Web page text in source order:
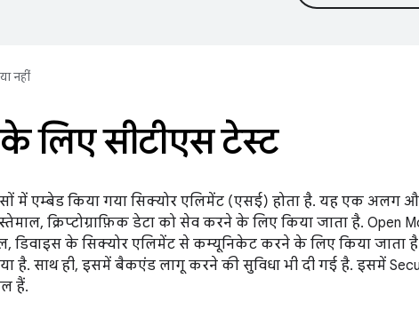
नहीं
लिए सीटीएस टेस्ट
में एम्बेड किया गया सिक्योर एलिमेंट (एसई) होता है. यह एक अलग
क्रिप्टोग्राफ़िक डेटा को सेव करने के लिए किया जाता है. Open
डिवाइस के सिक्योर एलिमेंट से कम्यूनिकेट करने के लिए किया जाता
है. साथ ही, इसमें बैकएंड लागू करने की सुविधा भी दी गई है. इसमें
हैं.